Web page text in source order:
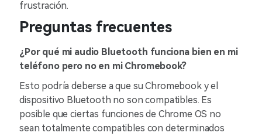
frustración.
Preguntas frecuentes
¿Por qué mi audio Bluetooth funciona bien en mi
teléfono pero no en mi Chromebook?
Esto podría deberse a que su Chromebook y el
dispositivo Bluetooth no son compatibles. Es
posible que ciertas funciones de Chrome OS no
sean totalmente compatibles con determinados